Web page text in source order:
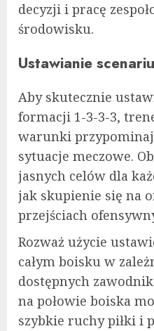
decyzji i pracę
środowisku.
Ustawianie
Aby skutecznie
formacji 1-3-3-3,
warunki
sytuacje meczowe.
jasnych celów dla
jak skupienie się na
przejściach
Rozważ użycie
całym boisku w
dostępnych
na połowie boiska
szybkie ruchy piłki i